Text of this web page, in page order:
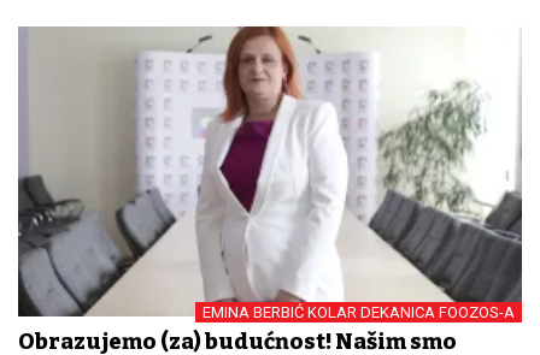
EMINA BERBIĆ KOLAR DEKANICA FOOZOS-A
Obrazujemo (za) budućnost! Našim smo